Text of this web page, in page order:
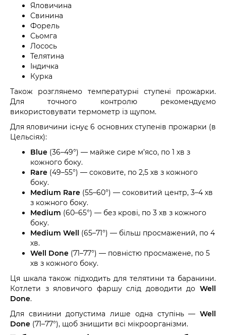
Яловичина
Свинина
Форель
Сьомга
Лосось
Телятина
Індичка
Курка
Також розглянемо температурні ступені прожарки.
Для точного контролю рекомендуємо
використовувати термометр із щупом.
Для яловичини існує 6 основних ступенів прожарки (в
Цельсіях):
Blue (36–49°) — майже сире м’ясо, по 1 хв з
кожного боку.
Rare (49–55°) — соковите, по 2,5 хв з кожного
боку.
Medium Rare (55–60°) — соковитий центр, 3–4 хв
з кожного боку.
Medium (60–65°) — без крові, по 3 хв з кожного
боку.
Medium Well (65–71°) — більш просмажений, по 4
хв.
Well Done (71–77°) — повністю просмажене, по 5
хв з кожного боку.
Ця шкала також підходить для телятини та баранини.
Котлети з яловичого фаршу слід доводити до Well
Done.
Для свинини допустима лише одна ступінь — Well
Done (71–77°), щоб знищити всі мікроорганізми.